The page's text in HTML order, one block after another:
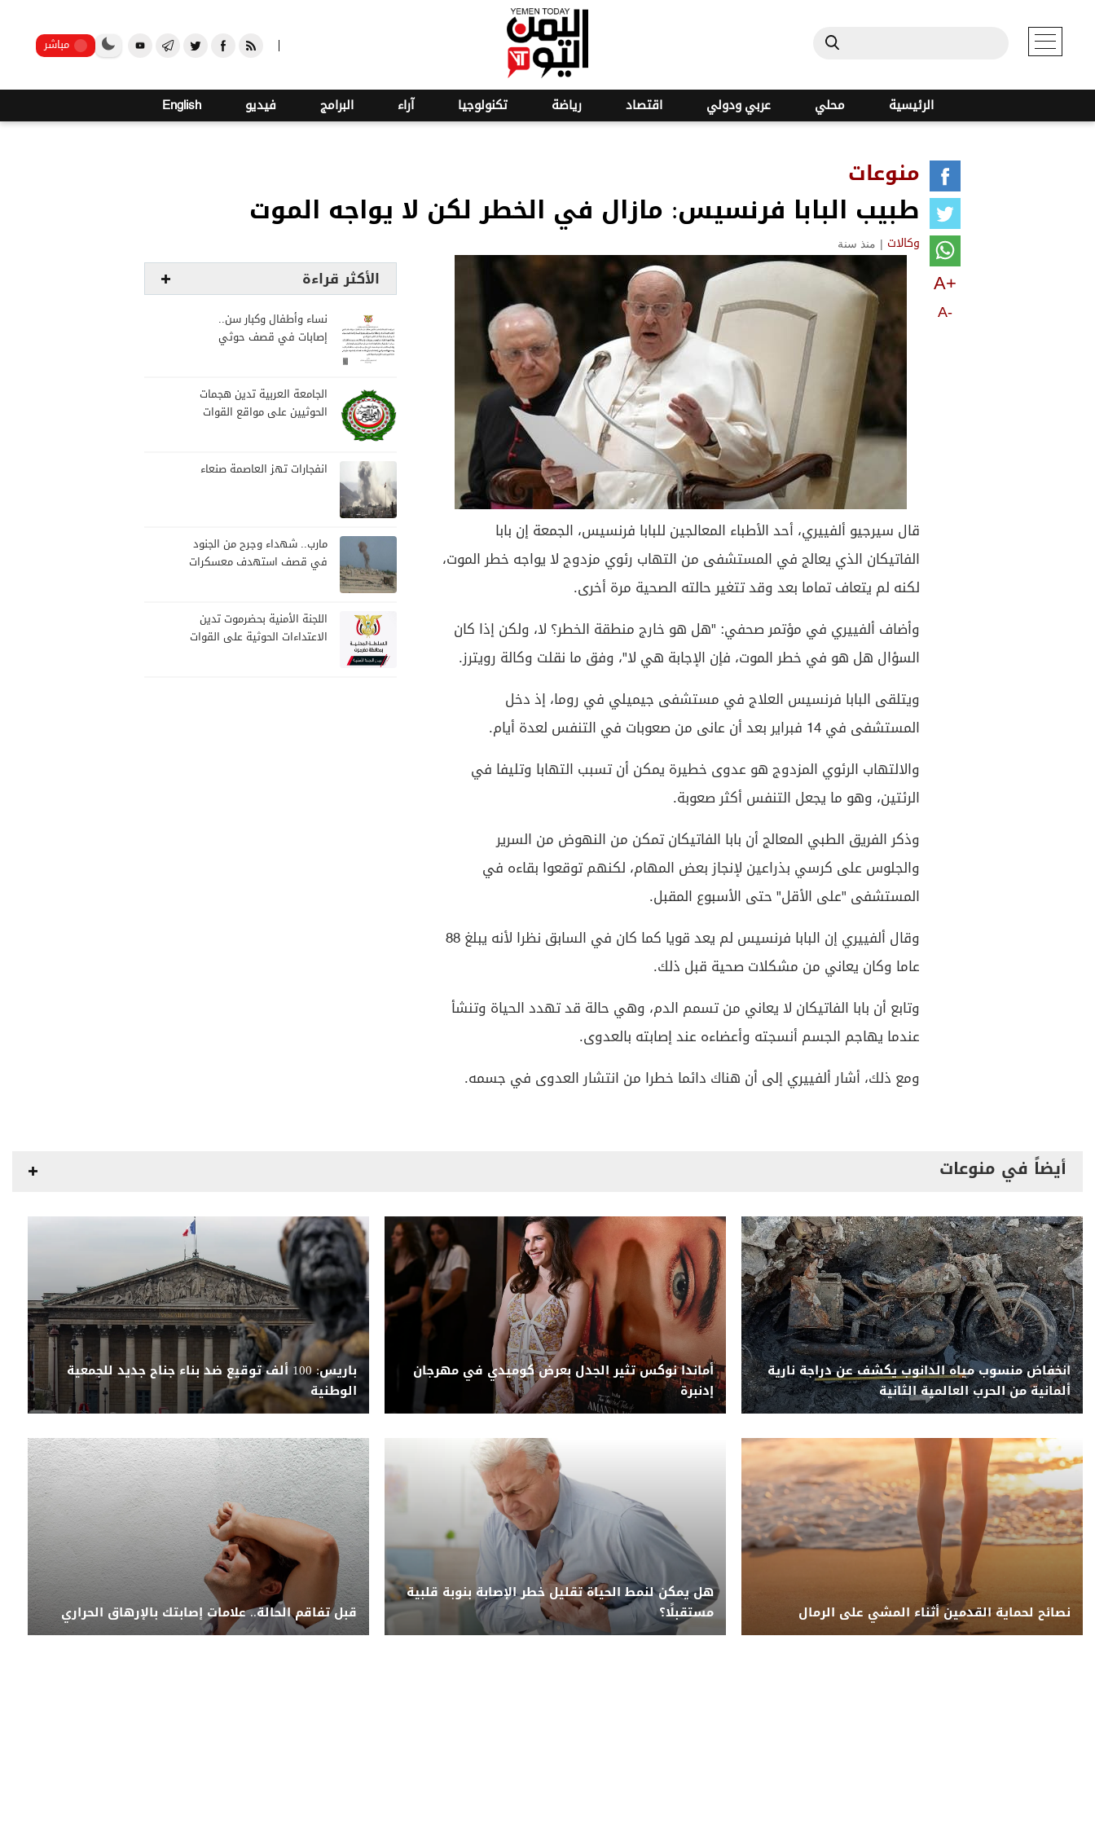
مباشر
الرئيسية محلي عربي ودولي اقتصاد رياضة تكنولوجيا آراء البرامج فيديو English
منوعات
طبيب البابا فرنسيس: مازال في الخطر لكن لا يواجه الموت
وكالات | منذ سنة
A+
A-
قال سيرجيو ألفييري، أحد الأطباء المعالجين للبابا فرنسيس، الجمعة إن بابا
الفاتيكان الذي يعالج في المستشفى من التهاب رئوي مزدوج لا يواجه خطر الموت،
لكنه لم يتعاف تماما بعد وقد تتغير حالته الصحية مرة أخرى.
وأضاف ألفييري في مؤتمر صحفي: "هل هو خارج منطقة الخطر؟ لا، ولكن إذا كان
السؤال هل هو في خطر الموت، فإن الإجابة هي لا"، وفق ما نقلت وكالة رويترز.
ويتلقى البابا فرنسيس العلاج في مستشفى جيميلي في روما، إذ دخل
المستشفى في 14 فبراير بعد أن عانى من صعوبات في التنفس لعدة أيام.
والالتهاب الرئوي المزدوج هو عدوى خطيرة يمكن أن تسبب التهابا وتليفا في
الرئتين، وهو ما يجعل التنفس أكثر صعوبة.
وذكر الفريق الطبي المعالج أن بابا الفاتيكان تمكن من النهوض من السرير
والجلوس على كرسي بذراعين لإنجاز بعض المهام، لكنهم توقعوا بقاءه في
المستشفى "على الأقل" حتى الأسبوع المقبل.
وقال ألفييري إن البابا فرنسيس لم يعد قويا كما كان في السابق نظرا لأنه يبلغ 88
عاما وكان يعاني من مشكلات صحية قبل ذلك.
وتابع أن بابا الفاتيكان لا يعاني من تسمم الدم، وهي حالة قد تهدد الحياة وتنشأ
عندما يهاجم الجسم أنسجته وأعضاءه عند إصابته بالعدوى.
ومع ذلك، أشار ألفييري إلى أن هناك دائما خطرا من انتشار العدوى في جسمه.
الأكثر قراءة
نساء وأطفال وكبار سن..
إصابات في قصف حوثي
الجامعة العربية تدين هجمات
الحوثيين على مواقع القوات
انفجارات تهز العاصمة صنعاء
مارب.. شهداء وجرح من الجنود
في قصف استهدف معسكرات
اللجنة الأمنية بحضرموت تدين
الاعتداءات الحوثية على القوات
أيضاً في منوعات
انخفاض منسوب مياه الدانوب يكشف عن دراجة نارية
ألمانية من الحرب العالمية الثانية
أماندا نوكس تثير الجدل بعرض كوميدي في مهرجان
إدنبرة
باريس: 100 ألف توقيع ضد بناء جناح جديد للجمعية
الوطنية
نصائح لحماية القدمين أثناء المشي على الرمال
هل يمكن لنمط الحياة تقليل خطر الإصابة بنوبة قلبية
مستقبلًا؟
قبل تفاقم الحالة.. علامات إصابتك بالإرهاق الحراري